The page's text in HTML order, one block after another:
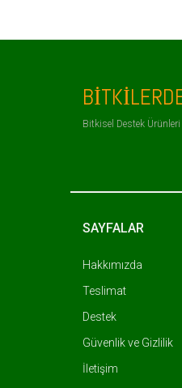
Bitkisel Destek Ürünleri
SAYFALAR
Hakkımızda
Teslimat
Destek
Güvenlik ve Gizlilik
İletişim